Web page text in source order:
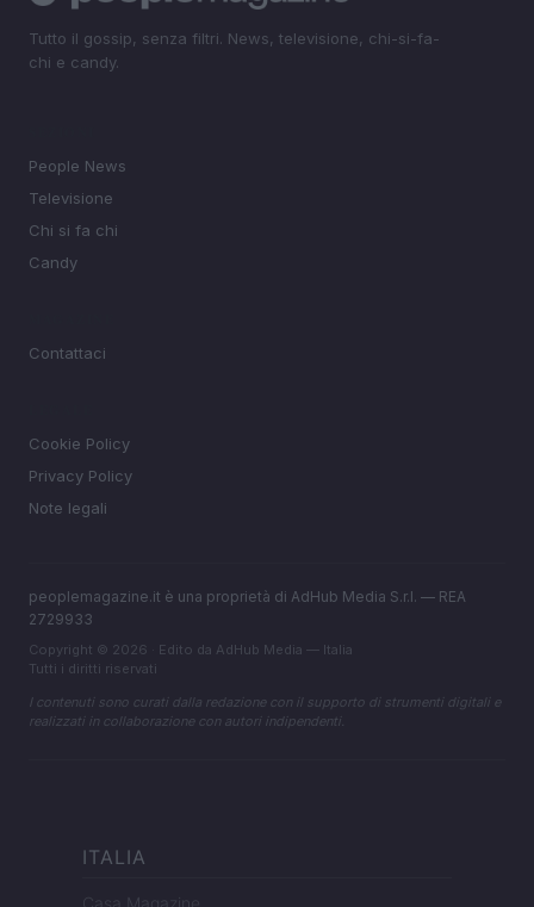
Tutto il gossip, senza filtri. News, televisione, chi-si-fa-
chi e candy.
People News
Televisione
Chi si fa chi
Candy
Contattaci
Cookie Policy
Privacy Policy
Note legali
peoplemagazine.it è una proprietà di AdHub Media S.r.l. — REA
2729933
Copyright © 2026 · Edito da AdHub Media — Italia
Tutti i diritti riservati
I contenuti sono curati dalla redazione con il supporto di strumenti digitali e
realizzati in collaborazione con autori indipendenti.
ITALIA